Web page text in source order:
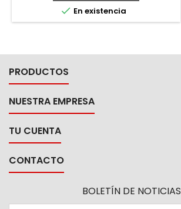
 En existencia
PRODUCTOS
NUESTRA EMPRESA
TU CUENTA
CONTACTO
BOLETÍN DE NOTICIAS